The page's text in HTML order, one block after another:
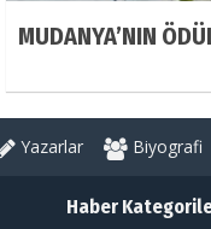
MUDANYA’NIN
Yazarlar Biyografi
Haber